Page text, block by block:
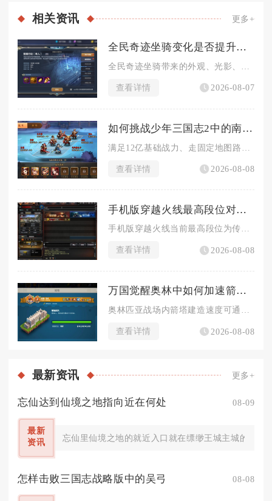
相关资讯 更多+
全民奇迹坐骑变化是否提升了游戏的视觉效果
查看详情 2026-08-07
如何挑战少年三国志2中的南华老仙
查看详情 2026-08-08
手机版穿越火线最高段位对战战绩要求如何
手机版穿越火线当前最高段位为传奇，解锁该段位对战战绩硬性标准...
查看详情 2026-08-08
万国觉醒奥林中如何加速箭塔建造进程
奥林匹亚战场内箭塔建造速度可通过叠加多层百分比增益、前置资源...
查看详情 2026-08-08
最新资讯 更多+
忘仙达到仙境之地指向近在何处 08-09
最新
资讯
忘仙里仙境之地的就近入口就在缥缈王城主城的境
怎样击败三国志战略版中的吴弓 08-08